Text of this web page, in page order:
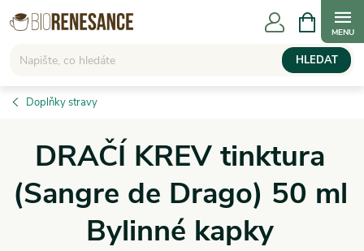
Přejít
na
HLEDAT
NÁKUPNÍ
KOŠÍK
Doplňky stravy
DRAČÍ KREV tinktura
(Sangre de Drago) 50 ml
Bylinné kapky